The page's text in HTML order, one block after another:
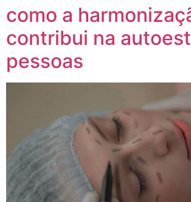
como a
contribui na
pessoas